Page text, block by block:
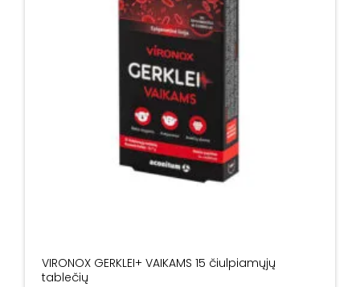
VIRONOX GERKLEI+ VAIKAMS 15 čiulpiamųjų
tablečių